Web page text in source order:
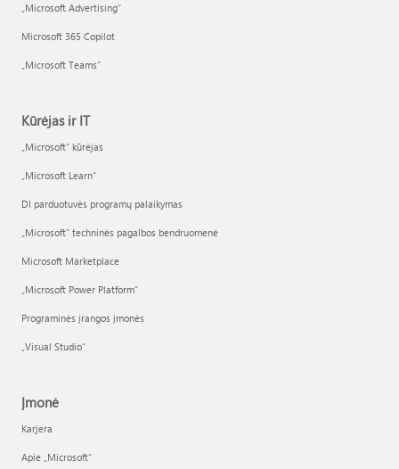
„Microsoft Advertising“
Microsoft 365 Copilot
„Microsoft Teams“
Kūrėjas ir IT
„Microsoft“ kūrėjas
„Microsoft Learn“
DI parduotuvės programų palaikymas
„Microsoft“ techninės pagalbos bendruomenė
Microsoft Marketplace
„Microsoft Power Platform“
Programinės įrangos įmonės
„Visual Studio“
Įmonė
Karjera
Apie „Microsoft“